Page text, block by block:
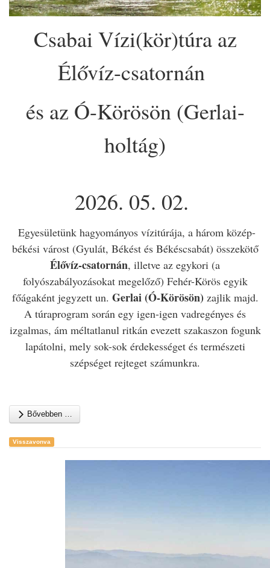
Csabai Vízi(kör)túra az
Élővíz-csatornán
és az Ó-Körösön (Gerlai-
holtág)
2026. 05. 02.
Egyesületünk hagyományos vízitúrája, a három közép-
békési várost (Gyulát, Békést és Békéscsabát) összekötő
Élővíz-csatornán, illetve az egykori (a
folyószabályozásokat megelőző) Fehér-Körös egyik
főágaként jegyzett un. Gerlai (Ó-Körösön) zajlik majd.
A túraprogram során egy igen-igen vadregényes és
izgalmas, ám méltatlanul ritkán evezett szakaszon fogunk
lapátolni, mely sok-sok érdekességet és természeti
szépséget rejteget számunkra.
Bővebben …
Visszavonva